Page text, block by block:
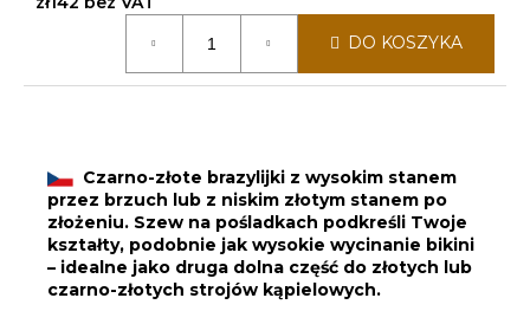
jednostkowa:
DO KOSZYKA
Czarno-złote brazylijki z wysokim stanem
przez brzuch lub z niskim złotym stanem po
złożeniu. Szew na pośladkach podkreśli Twoje
kształty, podobnie jak wysokie wycinanie bikini
– idealne jako druga dolna część do złotych lub
czarno-złotych strojów kąpielowych.